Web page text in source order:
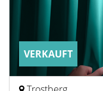
VERKAUFT